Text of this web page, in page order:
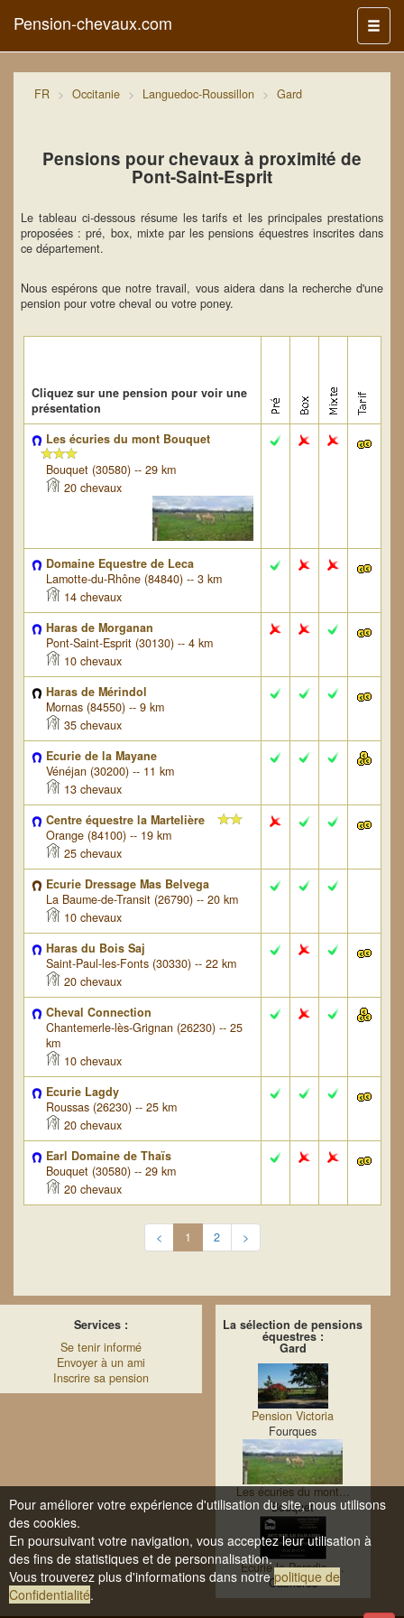
Menu
Pension-chevaux.com
FR Occitanie Languedoc-Roussillon Gard
Pensions pour chevaux à proximité de
Pont-Saint-Esprit
Le tableau ci-dessous résume les tarifs et les principales prestations
proposées : pré, box, mixte par les pensions équestres inscrites dans
ce département.
Nous espérons que notre travail, vous aidera dans la recherche d'une
pension pour votre cheval ou votre poney.
Cliquez sur une pension pour voir une
présentation
Les écuries du mont Bouquet
Bouquet (30580) -- 29 km
20 chevaux
Domaine Equestre de Leca
Lamotte-du-Rhône (84840) -- 3 km
14 chevaux
Haras de Morganan
Pont-Saint-Esprit (30130) -- 4 km
10 chevaux
Haras de Mérindol
Mornas (84550) -- 9 km
35 chevaux
Ecurie de la Mayane
Vénéjan (30200) -- 11 km
13 chevaux
Centre équestre la Martelière
Orange (84100) -- 19 km
25 chevaux
Ecurie Dressage Mas Belvega
La Baume-de-Transit (26790) -- 20 km
10 chevaux
Haras du Bois Saj
Saint-Paul-les-Fonts (30330) -- 22 km
20 chevaux
Cheval Connection
Chantemerle-lès-Grignan (26230) -- 25
km
10 chevaux
Ecurie Lagdy
Roussas (26230) -- 25 km
20 chevaux
Earl Domaine de Thaïs
Bouquet (30580) -- 29 km
20 chevaux
< 1 2 >
Services :
Se tenir informé
Envoyer à un ami
Inscrire sa pension
La sélection de pensions
équestres :
Gard
Pension Victoria
Fourques
Les écuries du mont...
Bouquet
Ecurie le Paradis -...
Cabrières
Pour améliorer votre expérience d'utilisation du site, nous utilisons
des cookies.
En poursuivant votre navigation, vous acceptez leur utilisation à
des fins de statistiques et de personnalisation.
Vous trouverez plus d'informations dans notrepolitique de
Confidentialité.